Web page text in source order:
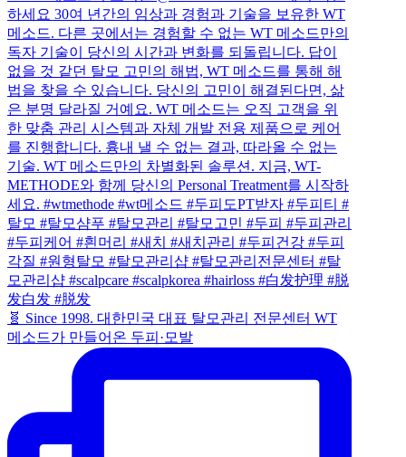
🧬 Since 1998. 대한민국 대표 탈모관리 전문센터 WT
메소드가 만들어온 두피·모발